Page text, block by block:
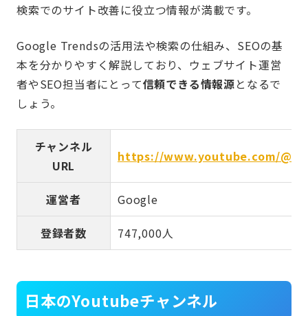
検索でのサイト改善に役立つ情報が満載です。
Google Trendsの活用法や検索の仕組み、SEOの基
本を分かりやすく解説しており、ウェブサイト運営
者やSEO担当者にとって信頼できる情報源となるで
しょう。
チャンネル
URL
https://www.youtube.com/
運営者 Google
登録者数 747,000人
日本のYoutubeチャンネル